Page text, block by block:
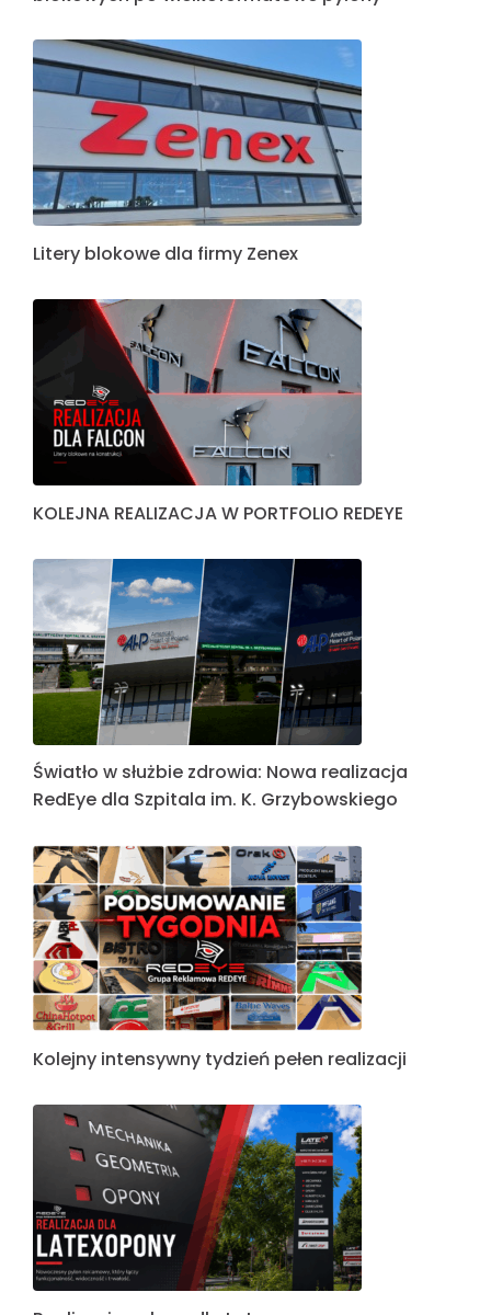
Litery blokowe dla firmy Zenex
KOLEJNA REALIZACJA W PORTFOLIO REDEYE
Światło w służbie zdrowia: Nowa realizacja
RedEye dla Szpitala im. K. Grzybowskiego
Kolejny intensywny tydzień pełen realizacji